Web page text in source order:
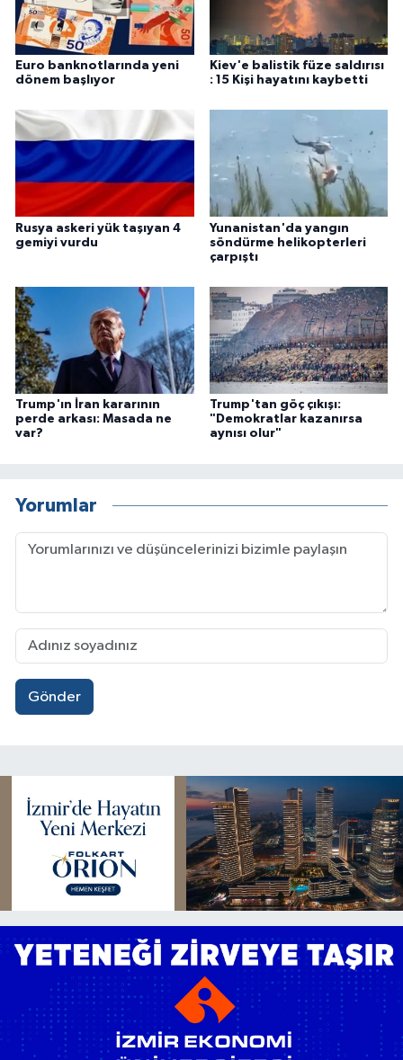
Euro banknotlarında yeni
dönem başlıyor
Kiev'e balistik füze saldırısı
: 15 Kişi hayatını kaybetti
Rusya askeri yük taşıyan 4
gemiyi vurdu
Yunanistan'da yangın
söndürme helikopterleri
çarpıştı
Trump'ın İran kararının
perde arkası: Masada ne
var?
Trump'tan göç çıkışı:
"Demokratlar kazanırsa
aynısı olur"
Yorumlar
Gönder